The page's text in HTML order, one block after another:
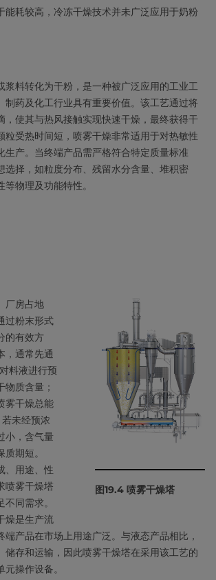
能耗较高，冷冻干燥技术并未广泛应用于奶粉
浆料转化为干粉，是一种被广泛应用的工业工
制药及化工行业具有重要价值。该工艺通过将
，使其与热风接触实现快速干燥，最终获得干
粒受热时间短，喷雾干燥非常适用于对热敏性
生产。当终端产品需严格符合特定质量标准
选择，如粒度分布、残留水分含量、堆积密
物理及功能特性。
图19.4 喷雾干燥塔
厂房占地
过粉末形式
的有效方
，通常先通
料液进行预
质含量；
雾干燥总能
未经预浓
小，含气量
期短。
、用途、性
喷雾干燥塔
同需求。
燥是生产流
端产品在市场上用途广泛。与液态产品相比，
储存和运输，因此喷雾干燥塔在采用该工艺的
操作设备。